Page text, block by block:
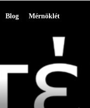
Blog Mérnöklét